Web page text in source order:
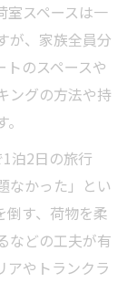
室スペースは一
が、家族全員分
トのスペースや
ングの方法や持
泊2日の旅行
なかった」とい
倒す、荷物を柔
などの工夫が有
アやトランクラ